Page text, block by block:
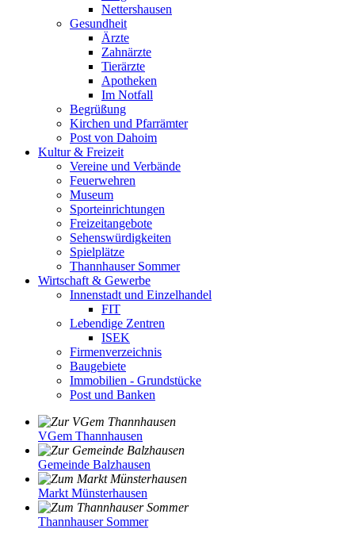
Nettershausen
Gesundheit
Ärzte
Zahnärzte
Tierärzte
Apotheken
Im Notfall
Begrüßung
Kirchen und Pfarrämter
Post von Dahoim
Kultur & Freizeit
Vereine und Verbände
Feuerwehren
Museum
Sporteinrichtungen
Freizeitangebote
Sehenswürdigkeiten
Spielplätze
Thannhauser Sommer
Wirtschaft & Gewerbe
Innenstadt und Einzelhandel
FIT
Lebendige Zentren
ISEK
Firmenverzeichnis
Baugebiete
Immobilien - Grundstücke
Post und Banken
VGem Thannhausen
Gemeinde Balzhausen
Markt Münsterhausen
Thannhauser Sommer